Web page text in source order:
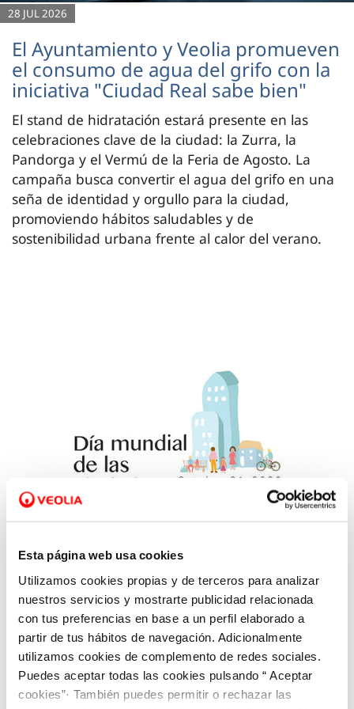
Esta página web usa cookies
Utilizamos cookies propias y de terceros para analizar
nuestros servicios y mostrarte publicidad relacionada
con tus preferencias en base a un perfil elaborado a
partir de tus hábitos de navegación. Adicionalmente
utilizamos cookies de complemento de redes sociales.
Puedes aceptar todas las cookies pulsando “ Aceptar
cookies”· También puedes permitir o rechazar las
28 JUL 2026
El Ayuntamiento y Veolia promueven
el consumo de agua del grifo con la
iniciativa "Ciudad Real sabe bien"
El stand de hidratación estará presente en las
celebraciones clave de la ciudad: la Zurra, la
Pandorga y el Vermú de la Feria de Agosto. La
campaña busca convertir el agua del grifo en una
seña de identidad y orgullo para la ciudad,
promoviendo hábitos saludables y de
sostenibilidad urbana frente al calor del verano.
30 OCT 2020
Apostamos por ciudades sostenibles para
mejorar la calidad de vida de las personas